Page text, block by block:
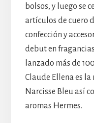
bolsos, y luego se
artículos de cuero
confección y
debut en
lanzado más de
Claude Ellena es la
Narcisse Bleu así
aromas Hermes.